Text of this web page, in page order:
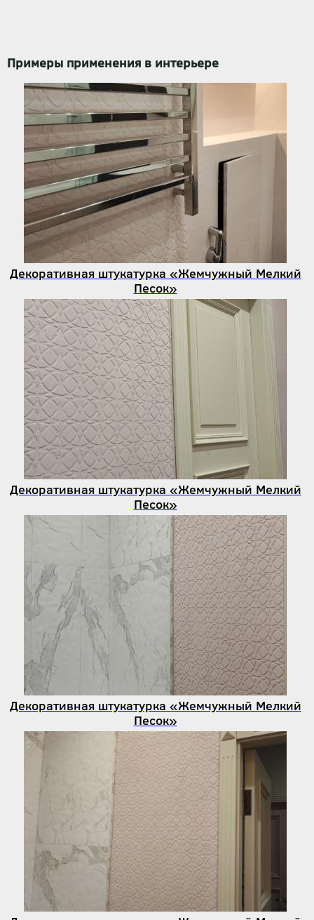
Примеры применения в интерьере
Декоративная штукатурка «Жемчужный Мелкий
Песок»
Декоративная штукатурка «Жемчужный Мелкий
Песок»
Декоративная штукатурка «Жемчужный Мелкий
Песок»